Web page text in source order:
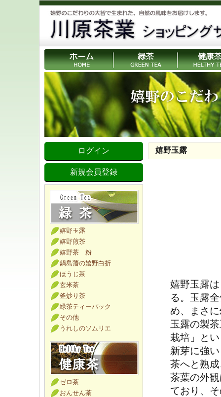
ログイン
新規会員登録
嬉野玉露
嬉野煎茶
嬉野茶 粉
鍋島藩の嬉野白折
ほうじ茶
玄米茶
釜炒り茶
緑茶ティーパック
その他
うれしのソムリエ
ゼロ茶
おんせん茶
嬉野玉露
嬉野玉露
る。玉露
め、まさ
玉露の製
栽培」と
新芽に強
茶へと熟
茶葉の外
ており、